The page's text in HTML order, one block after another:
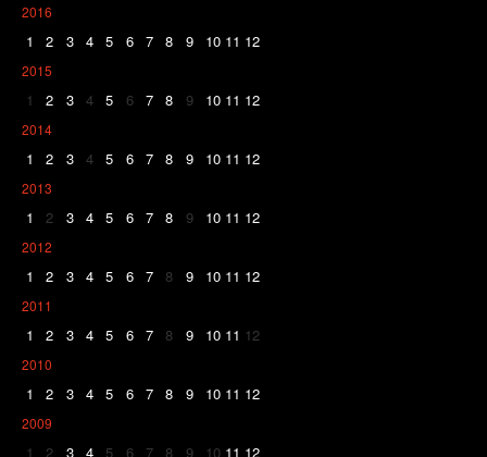
2016
1 2 3 4 5 6 7 8 9 10 11 12
2015
1 2 3 4 5 6 7 8 9 10 11 12
2014
1 2 3 4 5 6 7 8 9 10 11 12
2013
1 2 3 4 5 6 7 8 9 10 11 12
2012
1 2 3 4 5 6 7 8 9 10 11 12
2011
1 2 3 4 5 6 7 8 9 10 11 12
2010
1 2 3 4 5 6 7 8 9 10 11 12
2009
1 2 3 4 5 6 7 8 9 10 11 12